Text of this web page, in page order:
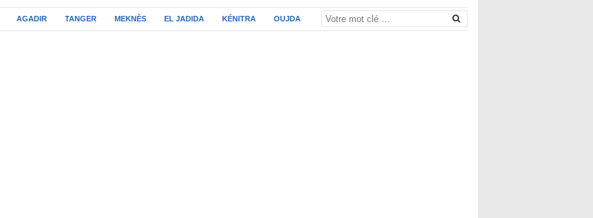
AGADIR TANGER MEKNÈS EL JADIDA KÉNITRA OUJDA